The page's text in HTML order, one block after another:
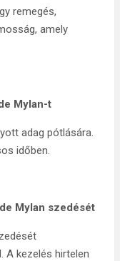
remegés,
amely
Mylan-t
adag pótlására.
időben.
Mylan szedését
A kezelés hirtelen